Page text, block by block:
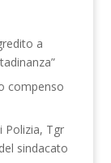
a
compenso
Polizia, Tgr
sindacato